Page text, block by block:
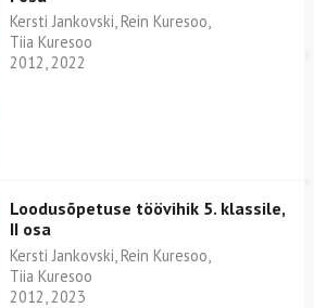
Kersti Jankovski, Rein Kuresoo,
Tiia Kuresoo
2012, 2022
Loodusõpetuse töövihik 5. klassile,
II osa
Kersti Jankovski, Rein Kuresoo,
Tiia Kuresoo
2012, 2023